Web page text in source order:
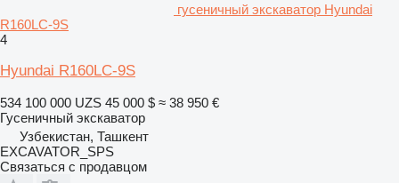
гусеничный экскаватор Hyundai
R160LC-9S
4
Hyundai R160LC-9S
534 100 000 UZS 45 000 $ ≈ 38 950 €
Гусеничный экскаватор
Узбекистан, Ташкент
EXCAVATOR_SPS
Связаться с продавцом